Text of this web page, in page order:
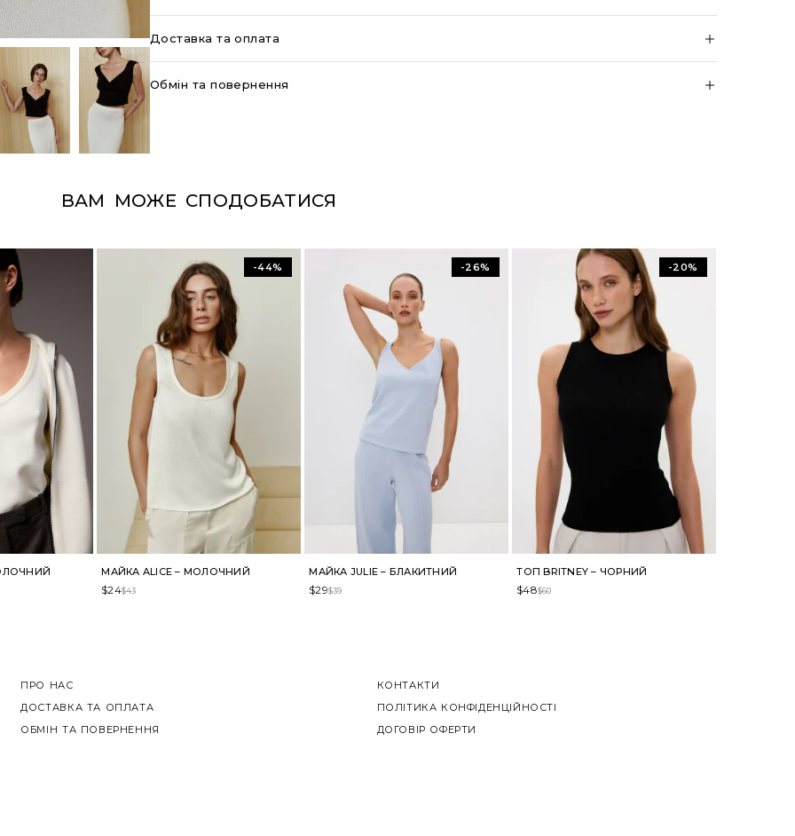
Доставка та оплата
Обмін та повернення
ВАМ МОЖЕ СПОДОБАТИСЯ
-44%
МАЙКА ALICE – МОЛОЧНИЙ
$43
$24
-26%
МАЙКА JULIE – БЛАКИТНИЙ
$39
$29
-20%
ТОП BRITNEY – ЧОРНИЙ
$60
$48
ПРО НАС
ДОСТАВКА ТА ОПЛАТА
ОБМІН ТА ПОВЕРНЕННЯ
КОНТАКТИ
ПОЛІТИКА КОНФІДЕНЦІЙНОСТІ
ДОГОВІР ОФЕРТИ